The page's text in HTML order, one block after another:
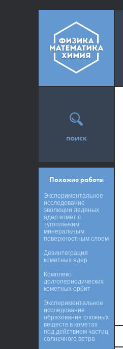
поиск
Похожие работы
Экспериментальное
исследование
эволюции ледяных
ядер комет с
тугоплавким
минеральным
поверхностным слоем
Дезинтеграция
кометных ядер
Комплекс
долгопериодических
кометных орбит
Экспериментальное
исследование
образования сложных
веществ в кометах
под действием частиц
солнечного ветра